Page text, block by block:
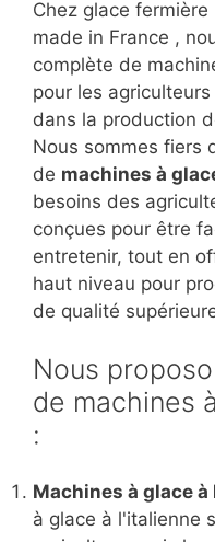
Chez glace
made in France ,
complète de
pour les
dans la production
Nous sommes fiers
de machines à
besoins des
conçues pour être
entretenir, tout en
haut niveau pour
de qualité
Nous
de machines
:
Machines à glace
à glace à l'italienne